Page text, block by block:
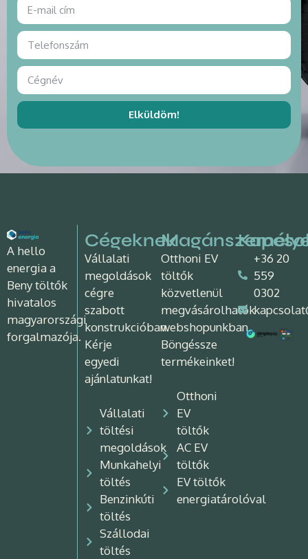
Elküldöm!
A hello
energia a
Beny töltők
hivatalos
magyarországi
forgalmazója.
Cégeknek
Vállalati
megoldások
cégre
szabott
konstrukcióban.
Kérje
egyedi
ajánlatunkat!
Vállalati
töltési
megoldások
Munkahelyi
töltés
Benzinkúti
töltés
Szállodai
töltés
Otthoni EV
töltők
közvetlenül
megvásárolhatók
webshopunkban.
Böngéssze
termékeinket!
Otthoni
EV
töltők
AC EV
töltők
EV töltők
energiatárolóval
+36 20
559
0302